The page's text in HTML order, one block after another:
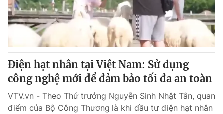
Điện hạt nhân tại Việt Nam: Sử dụng
công nghệ mới để đảm bảo tối đa an toàn
VTV.vn - Theo Thứ trưởng Nguyễn Sinh Nhật Tân, quan
điểm của Bộ Công Thương là khi đầu tư điện hạt nhân